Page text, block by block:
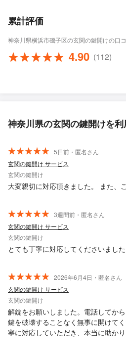
累計評価
神奈川県横浜市磯子区の玄関の鍵開けの口
4.90 (112)
神奈川県の玄関の鍵開けを
5日前・匿名さん
玄関の鍵開け サービス
玄関の鍵開け
大変親切に対応頂きました。 また、
3週間前・匿名さん
玄関の鍵開け サービス
玄関の鍵開け
とても丁寧に対応してくださいまし
2026年6月4日・匿名さん
玄関の鍵開け サービス
玄関の鍵開け
解錠をお願いしました。電話してか
鍵を破壊することなく無事に開けて
寧に対応していただき、本当に助か